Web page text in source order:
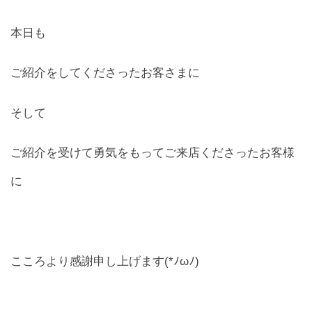
本日も
ご紹介をしてくださったお客さまに
そして
ご紹介を受けて勇気をもってご来店くださったお客様
に
こころより感謝申し上げます(*ﾉωﾉ)